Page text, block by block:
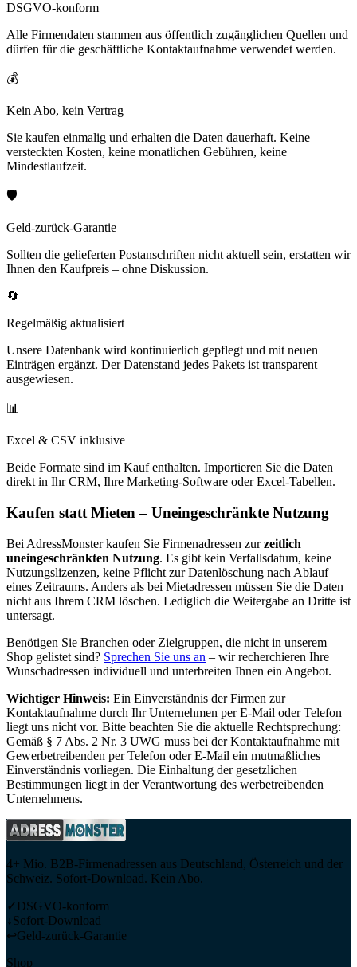
DSGVO-konform
Alle Firmendaten stammen aus öffentlich zugänglichen Quellen und
dürfen für die geschäftliche Kontaktaufnahme verwendet werden.
💰
Kein Abo, kein Vertrag
Sie kaufen einmalig und erhalten die Daten dauerhaft. Keine
versteckten Kosten, keine monatlichen Gebühren, keine
Mindestlaufzeit.
🛡️
Geld-zurück-Garantie
Sollten die gelieferten Postanschriften nicht aktuell sein, erstatten wir
Ihnen den Kaufpreis – ohne Diskussion.
🔄
Regelmäßig aktualisiert
Unsere Datenbank wird kontinuierlich gepflegt und mit neuen
Einträgen ergänzt. Der Datenstand jedes Pakets ist transparent
ausgewiesen.
📊
Excel & CSV inklusive
Beide Formate sind im Kauf enthalten. Importieren Sie die Daten
direkt in Ihr CRM, Ihre Marketing-Software oder Excel-Tabellen.
Kaufen statt Mieten – Uneingeschränkte Nutzung
Bei AdressMonster kaufen Sie Firmenadressen zur zeitlich
uneingeschränkten Nutzung. Es gibt kein Verfallsdatum, keine
Nutzungslizenzen, keine Pflicht zur Datenlöschung nach Ablauf
eines Zeitraums. Anders als bei Mietadressen müssen Sie die Daten
nicht aus Ihrem CRM löschen. Lediglich die Weitergabe an Dritte ist
untersagt.
Benötigen Sie Branchen oder Zielgruppen, die nicht in unserem
Shop gelistet sind? Sprechen Sie uns an – wir recherchieren Ihre
Wunschadressen individuell und unterbreiten Ihnen ein Angebot.
Wichtiger Hinweis: Ein Einverständnis der Firmen zur
Kontaktaufnahme durch Ihr Unternehmen per E-Mail oder Telefon
liegt uns nicht vor. Bitte beachten Sie die aktuelle Rechtsprechung:
Gemäß § 7 Abs. 2 Nr. 3 UWG muss bei der Kontaktaufnahme mit
Gewerbetreibenden per Telefon oder E-Mail ein mutmaßliches
Einverständnis vorliegen. Die Einhaltung der gesetzlichen
Bestimmungen liegt in der Verantwortung des werbetreibenden
Unternehmens.
4+ Mio. B2B-Firmenadressen aus Deutschland, Österreich und der
Schweiz. Sofort-Download. Kein Abo.
✓ DSGVO-konform
↓Sofort-Download
↩Geld-zurück-Garantie
Shop